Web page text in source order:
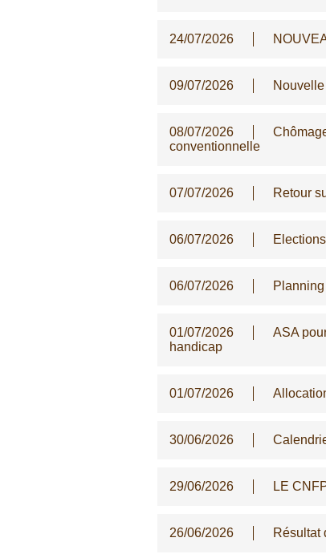
24/07/2026
09/07/2026
08/07/2026
conventionnelle
07/07/2026 Retour
06/07/2026
06/07/2026
01/07/2026
ASA
handicap
01/07/2026
30/06/2026
29/06/2026 LE
26/06/2026 Résultat